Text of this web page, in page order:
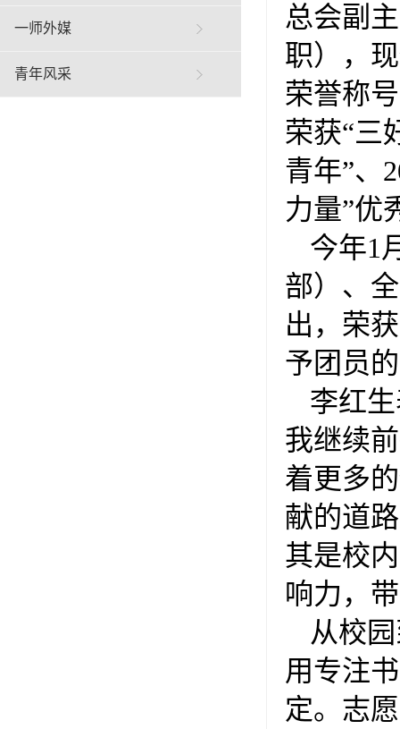
一师外媒
青年风采
总会副
职），
荣誉称
荣获“三
青年”、
力量”优
今年1
部）、
出，荣
予团员
李红
我继续
着更多
献的道
其是校
响力，
从校
用专注
定。志